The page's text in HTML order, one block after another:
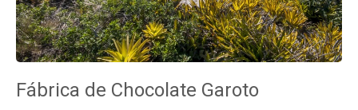
Fábrica de Chocolate Garoto